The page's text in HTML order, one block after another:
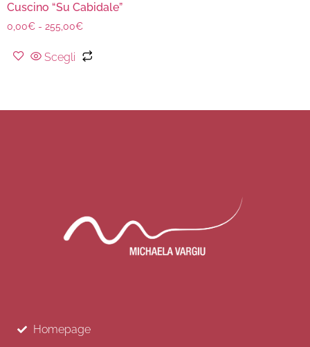
Cuscino “Su Cabidale”
0,00€ - 255,00€
Scegli
Homepage